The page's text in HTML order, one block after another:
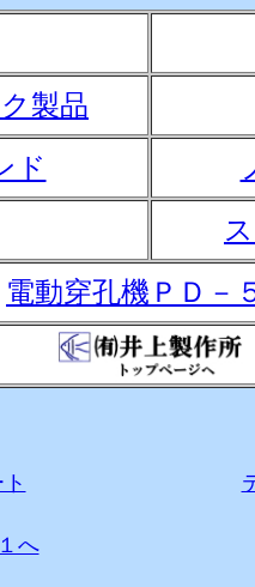
製品
ド
電動穿孔機ＰＤ－
へ